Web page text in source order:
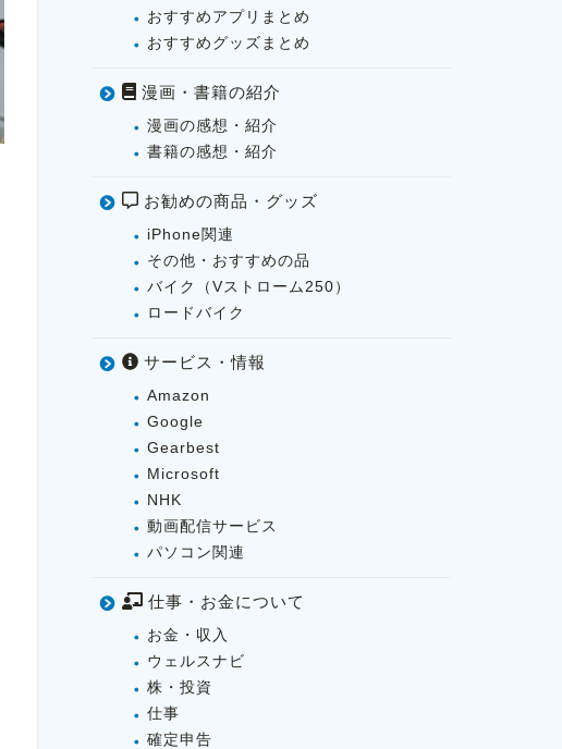
おすすめアプリまとめ
おすすめグッズまとめ
漫画・書籍の紹介
漫画の感想・紹介
書籍の感想・紹介
お勧めの商品・グッズ
iPhone関連
その他・おすすめの品
バイク（Vストローム250）
ロードバイク
サービス・情報
Amazon
Google
Gearbest
Microsoft
NHK
動画配信サービス
パソコン関連
仕事・お金について
お金・収入
ウェルスナビ
株・投資
仕事
確定申告